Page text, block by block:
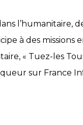
l’humanitaire,
à des missions
« Tuez-les
sur France